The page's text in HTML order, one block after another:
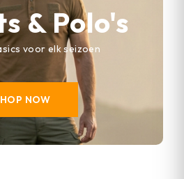
& Polo's
voor elk seizoen
NOW